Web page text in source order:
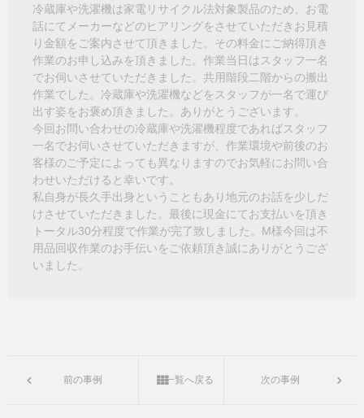
冷蔵庫や洗濯機は家電リサイクル法対象製品のため、お電
話にてメーカーなどのヒアリングをさせていただきお見積
り金額をご案内させて頂きました。その料金にご納得頂き
作業のお申し込みを頂きました。作業当日はスタッフ一名
でお伺いさせていただきました。共用階段二階からの搬出
作業でした。冷蔵庫や洗濯機などをスタッフが一名で運び
出す姿をお褒め頂きました。ありがとうございます。
今回お問い合わせの冷蔵庫や洗濯機程度であればスタッフ
一名でお伺いさせていただきますが、作業環境や前後のお
客様のご予定によっても異なりますのでお気軽にお問い合
わせいただけると幸いです。
私自身が長久手出身ということもあり地元のお話を少しだ
けさせていただきました。最後に現金にてお支払いを頂き
トータル30分程度で作業が完了致しました。 M様今回は不
用品回収作業のお手伝いをご依頼頂き誠にありがとうござ
いました。
前の事例 一覧へ戻る 次の事例